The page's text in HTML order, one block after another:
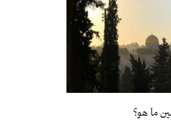
ما هو؟